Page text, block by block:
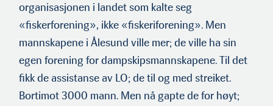
organisasjonen i landet som kalte seg
«fiskerforening», ikke «fiskeriforening». Men
mannskapene i Ålesund ville mer; de ville ha sin
egen forening for dampskipsmannskapene. Til det
fikk de assistanse av LO; de til og med streiket.
Bortimot 3000 mann. Men nå gapte de for høyt;